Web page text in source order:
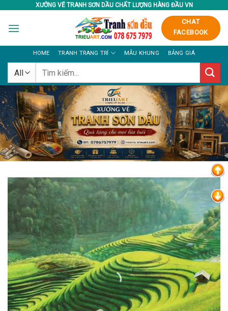
content
XƯỞNG VẼ TRANH SƠN DẦU CHẤT LƯỢNG HÀNG ĐẦU VN
CHAT
FACEBOOK
HOME TRANH TRANG TRÍ MẪU KHUNG BẢNG GIÁ
Tìm
XƯỞNG VẼ TRANH SƠN
DẦU
UP TO 70%
OFF